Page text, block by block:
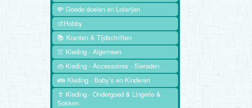
💸 Goede doelen en Loterijen
🎨Hobby
📚 Kranten & Tijdschriften
👚 Kleding - Algemeen
👜 Kleding - Accessoires - Sieraden
👪 Kleding - Baby's en Kinderen
👙 Kleding - Ondergoed & Lingerie &
Sokken